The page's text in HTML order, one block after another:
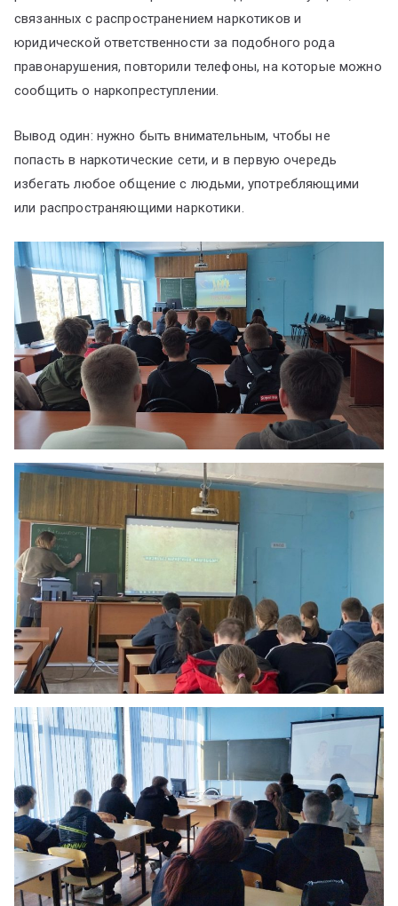
связанных с распространением наркотиков и
юридической ответственности за подобного рода
правонарушения, повторили телефоны, на которые можно
сообщить о наркопреступлении.
Вывод один: нужно быть внимательным, чтобы не
попасть в наркотические сети, и в первую очередь
избегать любое общение с людьми, употребляющими
или распространяющими наркотики.